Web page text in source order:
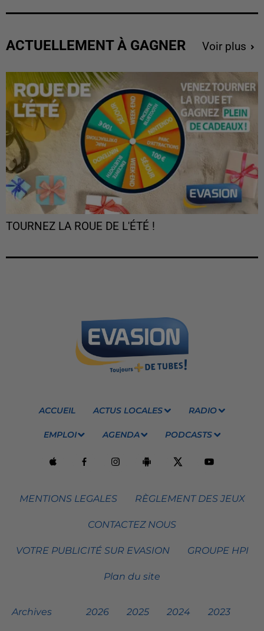
ACTUELLEMENT À GAGNER Voir plus
TOURNEZ LA ROUE DE L'ÉTÉ !
ACCUEIL ACTUS LOCALES RADIO
EMPLOI AGENDA PODCASTS
MENTIONS LEGALES RÈGLEMENT DES JEUX
CONTACTEZ NOUS
VOTRE PUBLICITÉ SUR EVASION GROUPE HPI
Plan du site
Archives 2026 2025 2024 2023